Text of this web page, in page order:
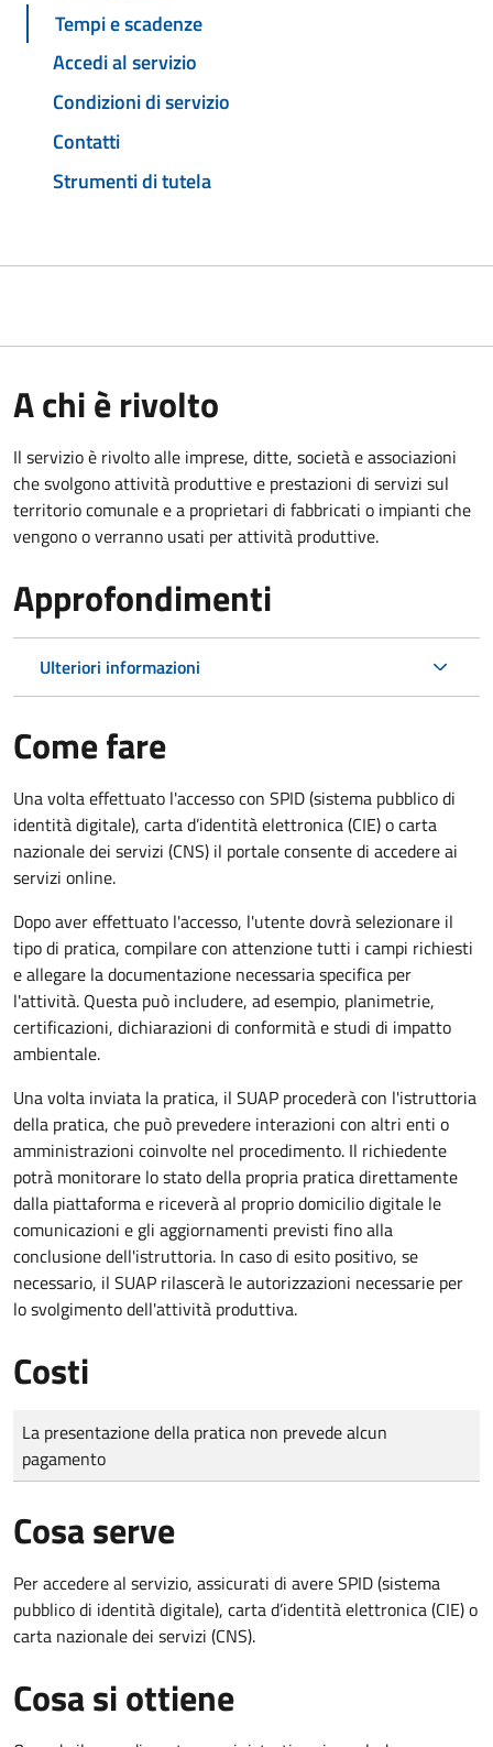
Tempi e scadenze
Accedi al servizio
Condizioni di servizio
Contatti
Strumenti di tutela
A chi è rivolto
Il servizio è rivolto alle imprese, ditte, società e associazioni
che svolgono attività produttive e prestazioni di servizi sul
territorio comunale e a proprietari di fabbricati o impianti che
vengono o verranno usati per attività produttive.
Approfondimenti
Ulteriori informazioni
Come fare
Una volta effettuato l'accesso con SPID (sistema pubblico di
identità digitale), carta d’identità elettronica (CIE) o carta
nazionale dei servizi (CNS) il portale consente di accedere ai
servizi online.
Dopo aver effettuato l'accesso, l'utente dovrà selezionare il
tipo di pratica, compilare con attenzione tutti i campi richiesti
e allegare la documentazione necessaria specifica per
l'attività. Questa può includere, ad esempio, planimetrie,
certificazioni, dichiarazioni di conformità e studi di impatto
ambientale.
Una volta inviata la pratica, il SUAP procederà con l'istruttoria
della pratica, che può prevedere interazioni con altri enti o
amministrazioni coinvolte nel procedimento. Il richiedente
potrà monitorare lo stato della propria pratica direttamente
dalla piattaforma e riceverà al proprio domicilio digitale le
comunicazioni e gli aggiornamenti previsti fino alla
conclusione dell'istruttoria. In caso di esito positivo, se
necessario, il SUAP rilascerà le autorizzazioni necessarie per
lo svolgimento dell'attività produttiva.
Costi
Tipo di pagamento
Importo
La presentazione della pratica non prevede alcun
pagamento
Cosa serve
Per accedere al servizio, assicurati di avere SPID (sistema
pubblico di identità digitale), carta d’identità elettronica (CIE) o
carta nazionale dei servizi (CNS).
Cosa si ottiene